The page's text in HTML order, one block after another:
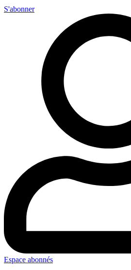
S'abonner
Espace abonnés